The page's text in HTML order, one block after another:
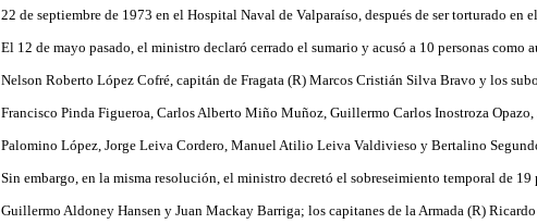
22 de septiembre de 1973 en el Hospital Naval de Valparaíso, después de ser torturado en
El 12 de mayo pasado, el ministro declaró cerrado el sumario y acusó a 10 personas como
Nelson Roberto López Cofré, capitán de Fragata (R) Marcos Cristián Silva Bravo y los
Francisco Pinda Figueroa, Carlos Alberto Miño Muñoz, Guillermo Carlos Inostroza Opazo,
Palomino López, Jorge Leiva Cordero, Manuel Atilio Leiva Valdivieso y Bertalino
Sin embargo, en la misma resolución, el ministro decretó el sobreseimiento temporal de
Guillermo Aldoney Hansen y Juan Mackay Barriga; los capitanes de la Armada (R)